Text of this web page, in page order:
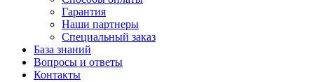
Гарантия
Наши партнеры
Специальный заказ
База знаний
Вопросы и ответы
Контакты